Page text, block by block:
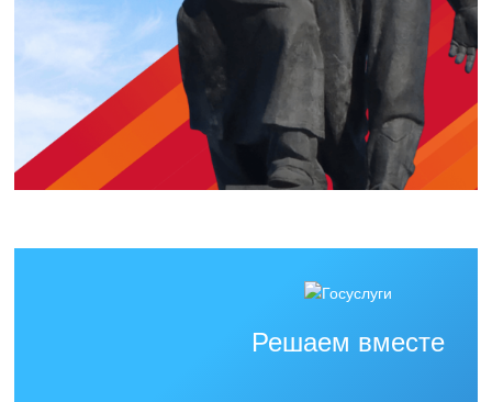
Решаем вместе